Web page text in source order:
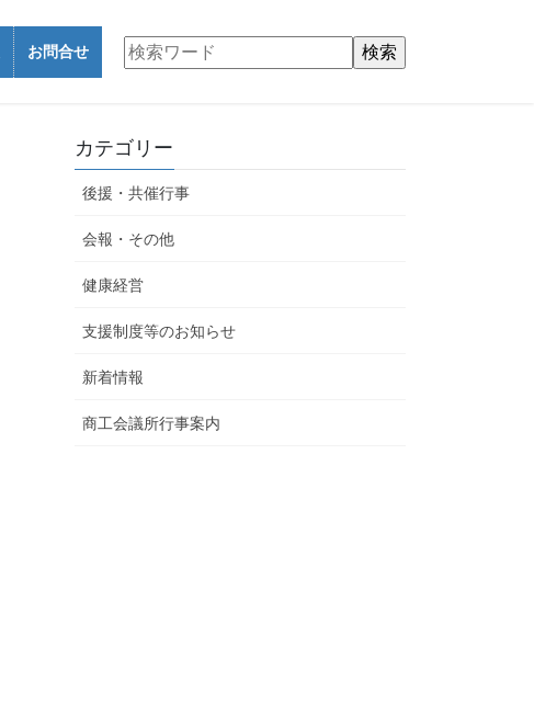
お問合せ
カテゴリー
後援・共催行事
会報・その他
健康経営
支援制度等のお知らせ
新着情報
商工会議所行事案内